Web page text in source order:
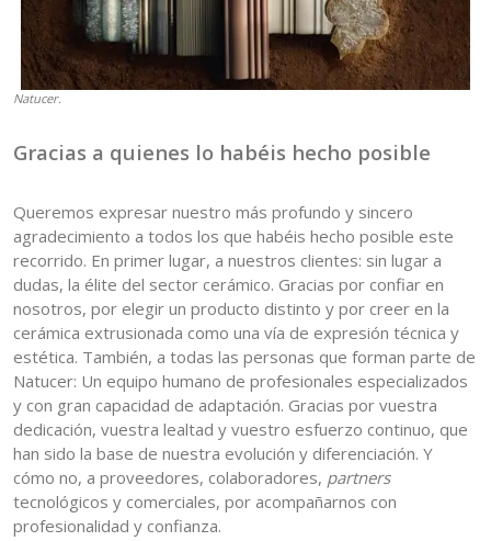
Natucer.
Gracias a quienes lo habéis hecho posible
Queremos expresar nuestro más profundo y sincero
agradecimiento a todos los que habéis hecho posible este
recorrido. En primer lugar, a nuestros clientes: sin lugar a
dudas, la élite del sector cerámico. Gracias por confiar en
nosotros, por elegir un producto distinto y por creer en la
cerámica extrusionada como una vía de expresión técnica y
estética. También, a todas las personas que forman parte de
Natucer: Un equipo humano de profesionales especializados
y con gran capacidad de adaptación. Gracias por vuestra
dedicación, vuestra lealtad y vuestro esfuerzo continuo, que
han sido la base de nuestra evolución y diferenciación. Y
cómo no, a proveedores, colaboradores, partners
tecnológicos y comerciales, por acompañarnos con
profesionalidad y confianza.